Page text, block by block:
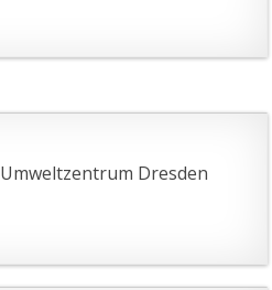
Umweltzentrum Dresden